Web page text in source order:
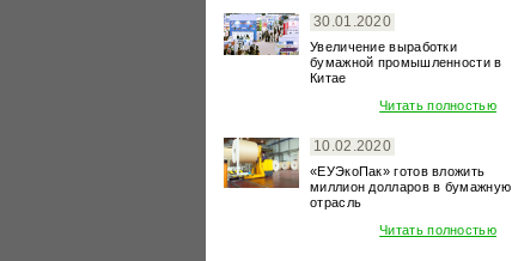
30.01.2020
Увеличение выработки
бумажной промышленности в
Китае
Читать полностью
10.02.2020
«ЕУЭкоПак» готов вложить
миллион долларов в бумажную
отрасль
Читать полностью